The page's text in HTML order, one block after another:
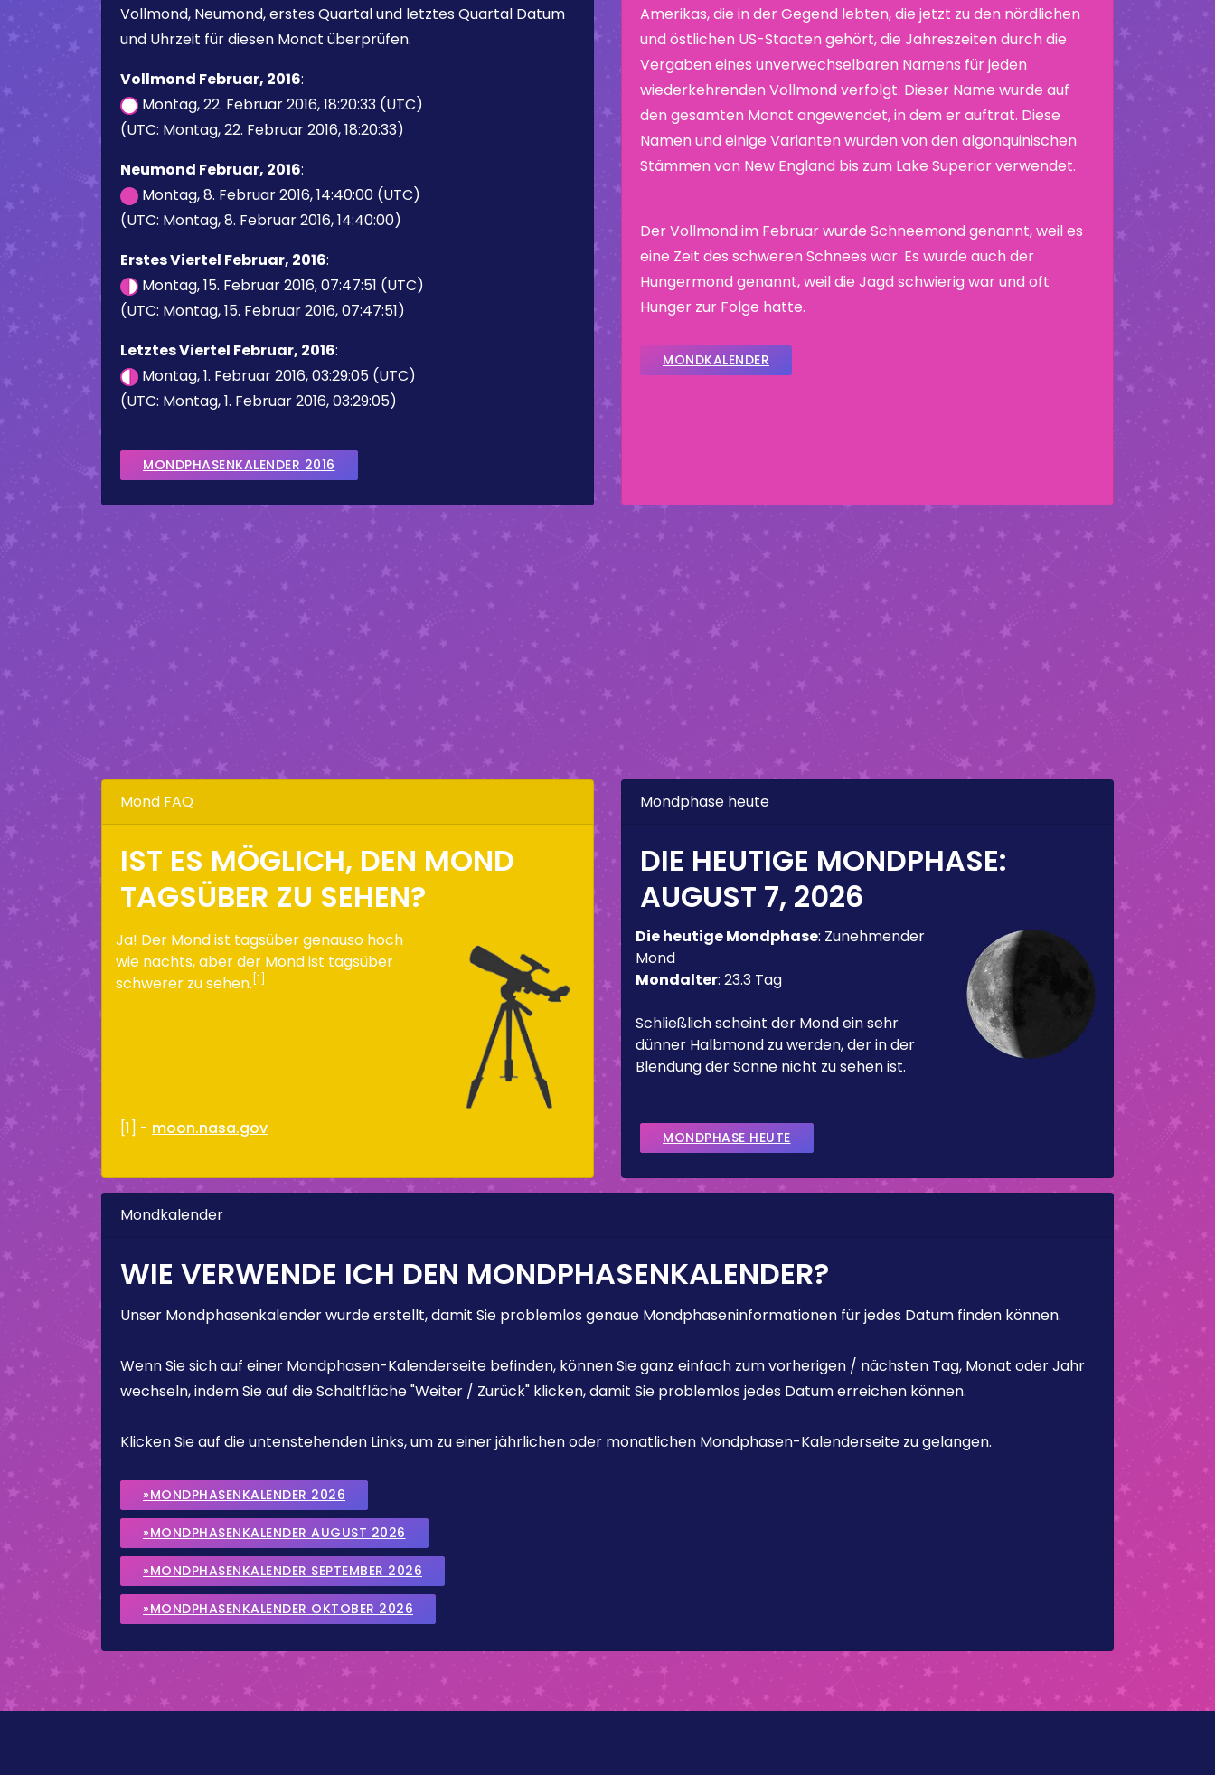
Vollmond, Neumond, erstes Quartal und letztes Quartal Datum
und Uhrzeit für diesen Monat überprüfen.
Vollmond Februar, 2016:
Montag, 22. Februar 2016, 18:20:33 (UTC)
(UTC: Montag, 22. Februar 2016, 18:20:33)
Neumond Februar, 2016:
Montag, 8. Februar 2016, 14:40:00 (UTC)
(UTC: Montag, 8. Februar 2016, 14:40:00)
Erstes Viertel Februar, 2016:
Montag, 15. Februar 2016, 07:47:51 (UTC)
(UTC: Montag, 15. Februar 2016, 07:47:51)
Letztes Viertel Februar, 2016:
Montag, 1. Februar 2016, 03:29:05 (UTC)
(UTC: Montag, 1. Februar 2016, 03:29:05)
MONDPHASENKALENDER 2016
Amerikas, die in der Gegend lebten, die jetzt zu den nördlichen
und östlichen US-Staaten gehört, die Jahreszeiten durch die
Vergaben eines unverwechselbaren Namens für jeden
wiederkehrenden Vollmond verfolgt. Dieser Name wurde auf
den gesamten Monat angewendet, in dem er auftrat. Diese
Namen und einige Varianten wurden von den algonquinischen
Stämmen von New England bis zum Lake Superior verwendet.
Der Vollmond im Februar wurde Schneemond genannt, weil es
eine Zeit des schweren Schnees war. Es wurde auch der
Hungermond genannt, weil die Jagd schwierig war und oft
Hunger zur Folge hatte.
MONDKALENDER
Mond FAQ
IST ES MÖGLICH, DEN MOND
TAGSÜBER ZU SEHEN?
Ja! Der Mond ist tagsüber genauso hoch
wie nachts, aber der Mond ist tagsüber
schwerer zu sehen. [1]
[1] - moon.nasa.gov
Mondphase heute
DIE HEUTIGE MONDPHASE:
AUGUST 7, 2026
Die heutige Mondphase: Zunehmender
Mond
Mondalter: 23.3 Tag
Schließlich scheint der Mond ein sehr
dünner Halbmond zu werden, der in der
Blendung der Sonne nicht zu sehen ist.
MONDPHASE HEUTE
Mondkalender
WIE VERWENDE ICH DEN MONDPHASENKALENDER?
Unser Mondphasenkalender wurde erstellt, damit Sie problemlos genaue Mondphaseninformationen für jedes Datum finden können.
Wenn Sie sich auf einer Mondphasen-Kalenderseite befinden, können Sie ganz einfach zum vorherigen / nächsten Tag, Monat oder Jahr
wechseln, indem Sie auf die Schaltfläche "Weiter / Zurück" klicken, damit Sie problemlos jedes Datum erreichen können.
Klicken Sie auf die untenstehenden Links, um zu einer jährlichen oder monatlichen Mondphasen-Kalenderseite zu gelangen.
»MONDPHASENKALENDER 2026
»MONDPHASENKALENDER AUGUST 2026
»MONDPHASENKALENDER SEPTEMBER 2026
»MONDPHASENKALENDER OKTOBER 2026